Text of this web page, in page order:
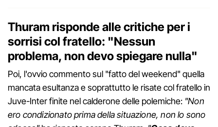
Thuram risponde alle critiche per i
sorrisi col fratello: "Nessun
problema, non devo spiegare nulla"
Poi, l'ovvio commento sul "fatto del weekend" quella
mancata esultanza e soprattutto le risate col fratello in
Juve-Inter finite nel calderone delle polemiche: "Non
ero condizionato prima della situazione, non lo sono